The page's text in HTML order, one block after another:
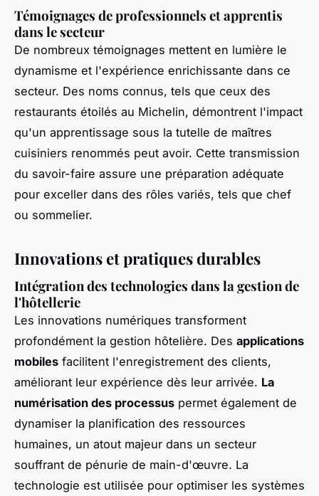
Témoignages de professionnels et apprentis
dans le secteur
De nombreux témoignages mettent en lumière le
dynamisme et l'expérience enrichissante dans ce
secteur. Des noms connus, tels que ceux des
restaurants étoilés au Michelin, démontrent l'impact
qu'un apprentissage sous la tutelle de maîtres
cuisiniers renommés peut avoir. Cette transmission
du savoir-faire assure une préparation adéquate
pour exceller dans des rôles variés, tels que chef
ou sommelier.
Innovations et pratiques durables
Intégration des technologies dans la gestion de
l'hôtellerie
Les innovations numériques transforment
profondément la gestion hôtelière. Des applications
mobiles facilitent l'enregistrement des clients,
améliorant leur expérience dès leur arrivée. La
numérisation des processus permet également de
dynamiser la planification des ressources
humaines, un atout majeur dans un secteur
souffrant de pénurie de main-d'œuvre. La
technologie est utilisée pour optimiser les systèmes